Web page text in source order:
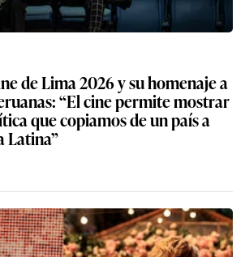
de Lima 2026 y su homenaje a
“El cine permite mostrar
que copiamos de un país a
Latina”